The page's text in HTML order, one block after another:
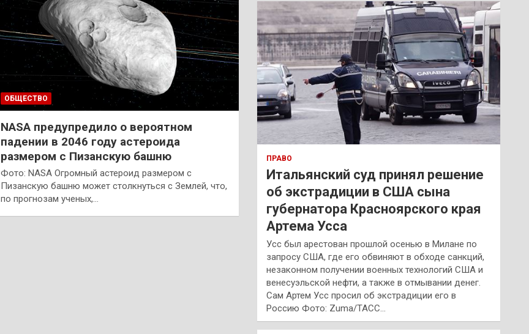
ОБЩЕСТВО
NASA предупредило о вероятном
падении в 2046 году астероида
размером с Пизанскую башню
Фото: NASA Огромный астероид размером с
Пизанскую башню может столкнуться с Землей, что,
по прогнозам ученых,…
к
ПРАВО
Итальянский суд принял решение
об экстрадиции в США сына
губернатора Красноярского края
Артема Усса
Усс был арестован прошлой осенью в Милане по
запросу США, где его обвиняют в обходе санкций,
незаконном получении военных технологий США и
венесуэльской нефти, а также в отмывании денег.
Сам Артем Усс просил об экстрадиции его в
Россию Фото: Zuma/ТАСС…